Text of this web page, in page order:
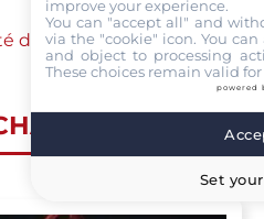
de Labo Maison sur
improve your experience.
You can "accept all" and
via the "cookie" icon. You
and object to processing
These choices remain valid
powered
Set